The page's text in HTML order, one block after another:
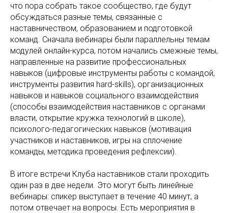
что пора собрать такое сообщество, где будут
обсуждаться разные темы, связанные с
наставничеством, образованием и подготовкой
команд. Сначала вебинары были параллельны темам
модулей онлайн-курса, потом начались смежные темы,
направленные на развитие профессиональных
навыков (цифровые инструменты работы с командой,
инструменты развития hard-skills), организационных
навыков и навыков социального взаимодействия
(способы взаимодействия наставников с органами
власти, открытие кружка технологий в школе),
психолого-педагогических навыков (мотивация
участников и наставников, игры на сплочение
команды, методика проведения рефлексии).
В итоге встречи Клуба наставников стали проходить
один раз в две недели. Это могут быть линейные
вебинары: спикер выступает в течение 40 минут, а
потом отвечает на вопросы. Есть мероприятия в